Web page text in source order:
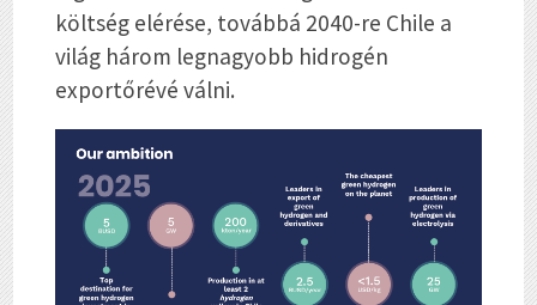
költség elérése, továbbá 2040-re Chile a
világ három legnagyobb hidrogén
exportőrévé válni.